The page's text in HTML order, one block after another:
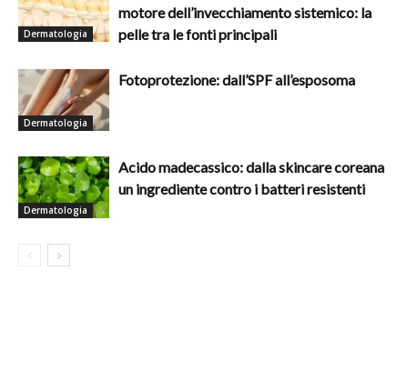
Dermatologia
motore dell’invecchiamento sistemico: la
pelle tra le fonti principali
Dermatologia
Fotoprotezione: dall’SPF all’esposoma
Dermatologia
Acido madecassico: dalla skincare coreana
un ingrediente contro i batteri resistenti